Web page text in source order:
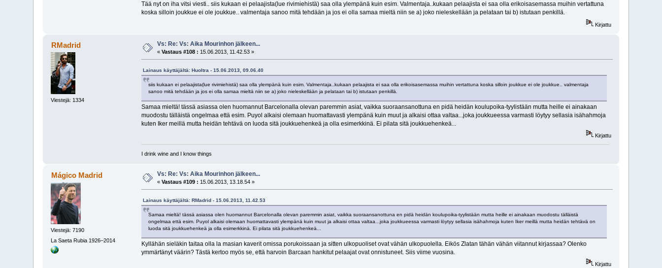
Tää nyt on iha vitsi viesti.. siis kukaan ei pelaajista(lue rivimiehistä) saa olla ylempänä kuin esim. Valmentaja..kukaan pelaajista ei saa olla erikoisasemassa muihin vertattuna
koska silloin joukkue ei ole joukkue.. valmentaja sanoo mitä tehdään ja jos ei olla samaa mieltä niin se a) joko nieleskellään ja pelataan tai b) istutaan penkillä.
Kirjattu
RMadrid
Viestejä: 1334
Vs: Re: Vs: Aika Mourinhon jälkeen...
«Vastaus #108 : 15.06.2013, 11.42.53 »
Lainaus käyttäjältä: Huoltra - 15.06.2013, 09.06.40
siis kukaan ei pelaajista(lue rivimiehistä) saa olla ylempänä kuin esim. Valmentaja..kukaan pelaajista ei saa olla erikoisasemassa muihin vertattuna koska silloin joukkue ei ole joukkue.. valmentaja
sanoo mitä tehdään ja jos ei olla samaa mieltä niin se a) joko nieleskellään ja pelataan tai b) istutaan penkillä.
Samaa mieltä! tässä asiassa olen huomannut Barcelonalla olevan paremmin asiat, vaikka suoraansanottuna en pidä heidän koulupoika-tyylistään mutta heille ei ainakaan
muodostu tälläistä ongelmaa että esim. Puyol alkaisi olemaan huomattavasti ylempänä kuin muut ja alkaisi ottaa valtaa...joka joukkueessa varmasti löytyy sellasia isähahmoja
kuten Iker meillä mutta heidän tehtävä on luoda sitä joukkuehenkeä ja olla esimerkkinä. Ei pilata sitä joukkuehenkeä...
Kirjattu
I drink wine and I know things
Mágico Madrid
Viestejä: 7190
La Saeta Rubia 1926–2014
Vs: Re: Vs: Aika Mourinhon jälkeen...
«Vastaus #109 : 15.06.2013, 13.18.54 »
Lainaus käyttäjältä: RMadrid - 15.06.2013, 11.42.53
Samaa mieltä! tässä asiassa olen huomannut Barcelonalla olevan paremmin asiat, vaikka suoraansanottuna en pidä heidän koulupoika-tyylistään mutta heille ei ainakaan muodostu tälläistä
ongelmaa että esim. Puyol alkaisi olemaan huomattavasti ylempänä kuin muut ja alkaisi ottaa valtaa...joka joukkueessa varmasti löytyy sellasia isähahmoja kuten Iker meillä mutta heidän tehtävä on
luoda sitä joukkuehenkeä ja olla esimerkkinä. Ei pilata sitä joukkuehenkeä...
Kyllähän sieläkin taitaa olla la masian kaverit omissa porukoissaan ja sitten ulkopuoliset ovat vähän ulkopuolella. Eikös Zlatan tähän vähän viitannut kirjassaa? Olenko
ymmärtänyt väärin? Tästä kertoo myös se, että harvoin Barcaan hankitut pelaajat ovat onnistuneet. Siis viime vuosina.
Kirjattu